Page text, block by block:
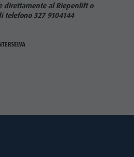
direttamente al Riepenlift o
telefono 327 9104144